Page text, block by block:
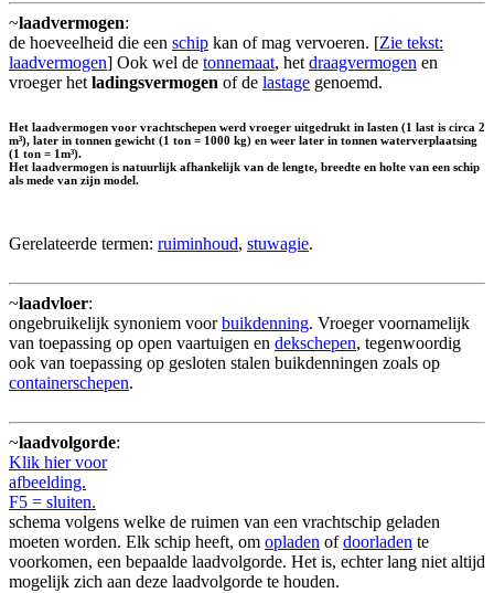
~laadvermogen:
de hoeveelheid die een schip kan of mag vervoeren. [Zie tekst:
laadvermogen] Ook wel de tonnemaat, het draagvermogen en
vroeger het ladingsvermogen of de lastage genoemd.
Het laadvermogen voor vrachtschepen werd vroeger uitgedrukt in lasten (1 last is circa 2
m³), later in tonnen gewicht (1 ton = 1000 kg) en weer later in tonnen waterverplaatsing
(1 ton = 1m³).
Het laadvermogen is natuurlijk afhankelijk van de lengte, breedte en holte van een schip
als mede van zijn model.
Gerelateerde termen: ruiminhoud, stuwagie.
~laadvloer:
ongebruikelijk synoniem voorbuikdenning. Vroeger voornamelijk
van toepassing op open vaartuigen en dekschepen, tegenwoordig
ook van toepassing op gesloten stalen buikdenningen zoals op
containerschepen.
~laadvolgorde:
Klik hier voor
afbeelding.
F5 = sluiten.
schema volgens welke de ruimen van een vrachtschip geladen
moeten worden. Elk schip heeft, om opladen ofdoorladen te
voorkomen, een bepaalde laadvolgorde. Het is, echter lang niet altijd
mogelijk zich aan deze laadvolgorde te houden.